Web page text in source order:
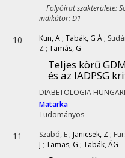
Folyóirat szakterülete:
indikátor: D1
10 Kun, A ; Tabák, G Á ;
Z ; Tamás, G
Teljes körű
és az IADPSG
DIABETOLOGIA
Matarka
Tudományos
11 Szabó, E ; Janicsek, Z ;
J ; Tamas, G ; Tabák, ÁG